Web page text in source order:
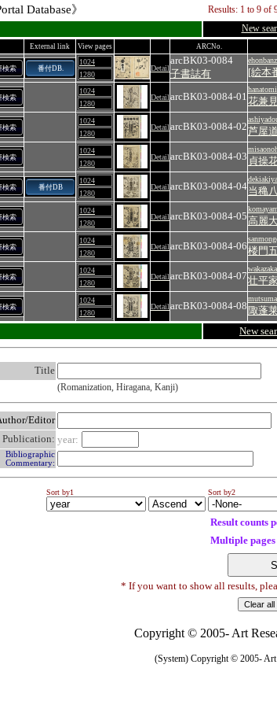
Database》 Results: 1 to 9 of
New
External link View pages ARCNo.
検索 番付DB.
1024
1280
Detail
arcBK03-0084
子書誌有
[絵本
検索
1024
1280
DetailarcBK03-0084-01花兼
検索
1024
1280
DetailarcBK03-0084-02芦屋
検索
1024
1280
DetailarcBK03-0084-03 貞操
検索 番付DB
1024
1280
DetailarcBK03-0084-04当穐
検索
1024
1280
DetailarcBK03-0084-05高麗
検索
1024
1280
DetailarcBK03-0084-06楼門
検索
1024
1280
DetailarcBK03-0084-07壮平
検索
1024
1280
DetailarcBK03-0084-08 陬蓬
New
Title
(Romanization, Hiragana, Kanji)
Editor
Publication: year:
Bibliographic
Commentary:
Sort by1 Sort by2
Result counts
Multiple pages
* If you want to show all results,
Copyright © 2005- Art
(System) Copyright © 2005- Art